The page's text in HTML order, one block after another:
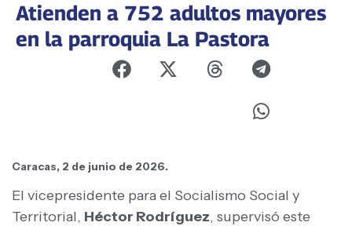
Atienden a 752 adultos mayores
en la parroquia La Pastora
Caracas, 2 de junio de 2026.
El vicepresidente para el Socialismo Social y
Territorial, Héctor Rodríguez, supervisó este